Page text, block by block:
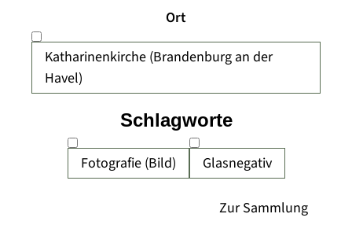
Ort
Katharinenkirche (Brandenburg an der
Havel)
Fotografie (Bild) Glasnegativ
Schlagworte